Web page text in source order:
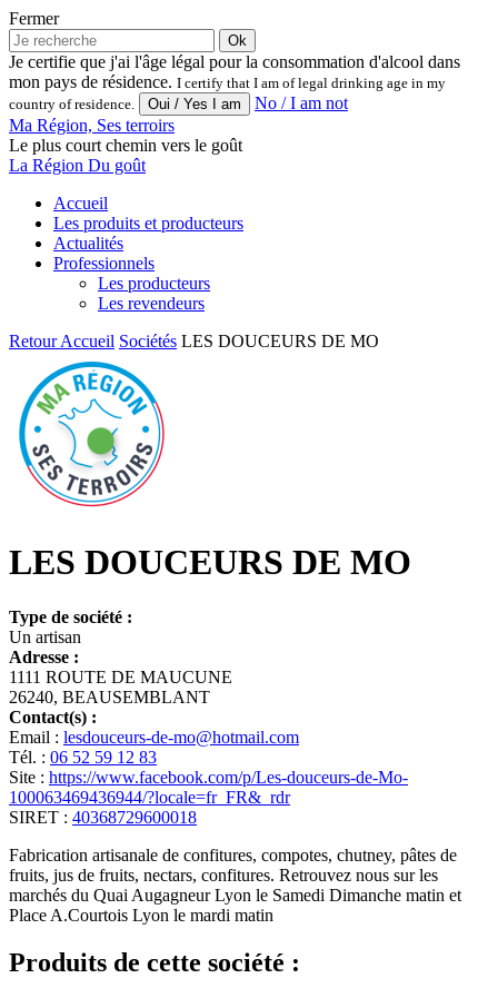
Fermer
Ok
Je certifie que j'ai l'âge légal pour la consommation d'alcool dans
mon pays de résidence. I certify that I am of legal drinking age in my
country of residence.
No / I am not
Ma Région, Ses terroirs
Le plus court chemin vers le goût
La Région Du goût
Accueil
Les produits et producteurs
Actualités
Professionnels
Les producteurs
Les revendeurs
RetourAccueil Sociétés LES DOUCEURS DE MO
LES DOUCEURS DE MO
Type de société :
Un artisan
Adresse :
1111 ROUTE DE MAUCUNE
26240, BEAUSEMBLANT
Contact(s) :
Email : lesdouceurs-de-mo@hotmail.com
Tél. : 06 52 59 12 83
Site : https://www.facebook.com/p/Les-douceurs-de-Mo-
100063469436944/?locale=fr_FR&_rdr
SIRET : 40368729600018
Fabrication artisanale de confitures, compotes, chutney, pâtes de
fruits, jus de fruits, nectars, confitures. Retrouvez nous sur les
marchés du Quai Augagneur Lyon le Samedi Dimanche matin et
Place A.Courtois Lyon le mardi matin
Produits de cette société :